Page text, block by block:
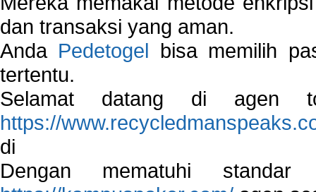
dan transaksi yang aman.
Anda Pedetogel bisa memilih
tertentu.
Selamat datang di agen
https://
di
Dengan mematuhi